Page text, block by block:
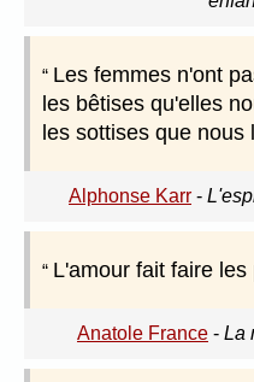
Les femmes n'ont
les bêtises qu'elles
les sottises que nous
Alphonse Karr -
L'amour fait faire
Anatole France - La